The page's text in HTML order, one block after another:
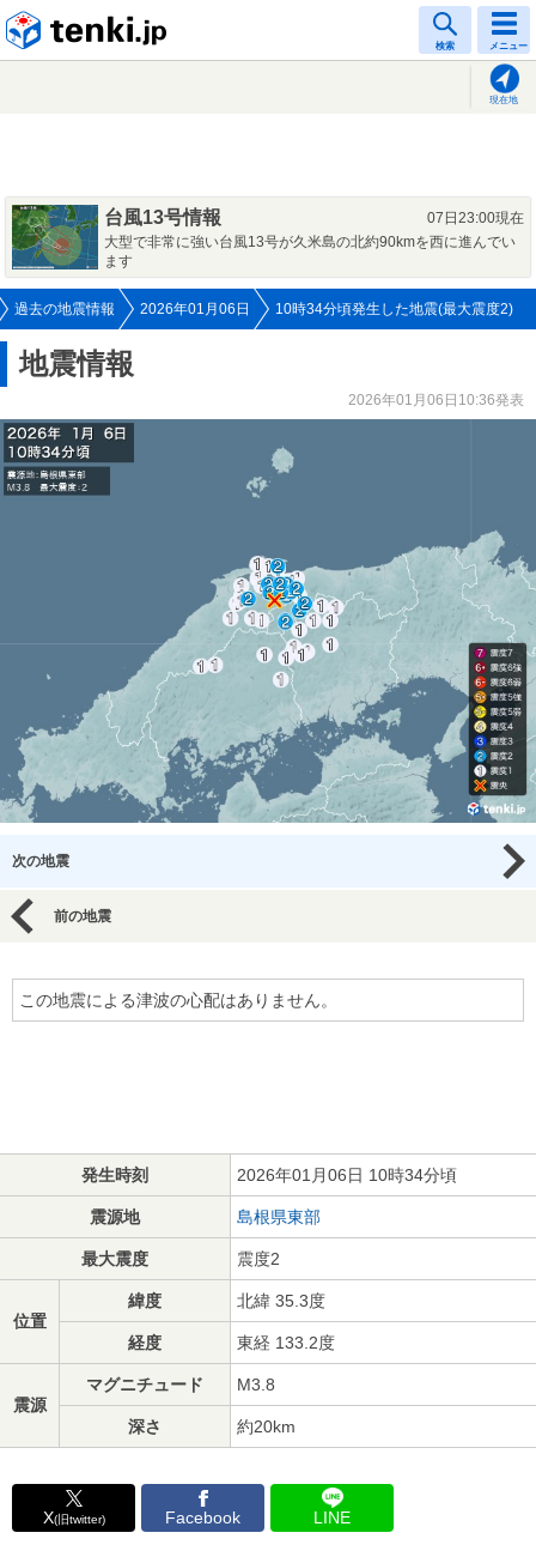
検索 メニュー
現在地
台風13号情報
07日23:00現在
大型で非常に強い台風13号が久米島の北約90kmを西に進んでい
ます
過去の地震情報 2026年01月06日 10時34分頃発生した地震(最大震度2)
地震情報
2026年01月06日10:36発表
次の地震
前の地震
この地震による津波の心配はありません。
発生時刻 2026年01月06日 10時34分頃
震源地 島根県東部
最大震度 震度2
位置
緯度 北緯 35.3度
経度 東経 133.2度
震源
マグニチュード M3.8
深さ 約20km
X(旧twitter) Facebook LINE